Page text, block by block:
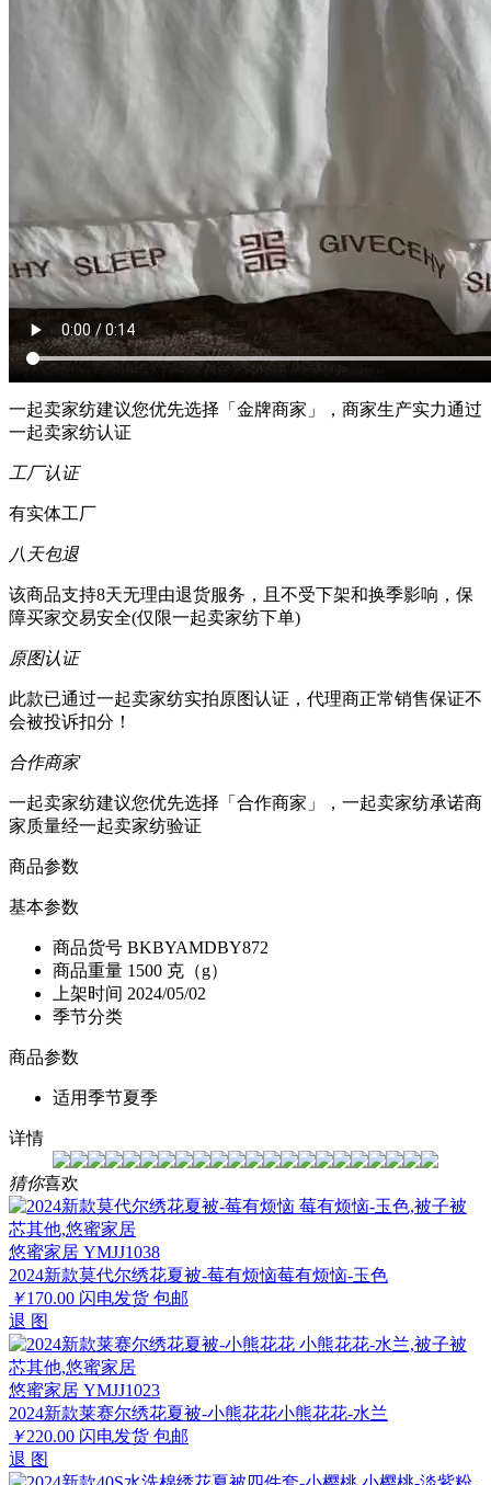
周边海门叠石桥星海大道2288号 （美罗家纺大门往西第
0-1000件
48小时发货率
-
平均发货时效
服务说明
金牌商家
一起卖家纺建议您优先选择「金牌商家」，商家生产实力通过
一起卖家纺认证
工厂认证
有实体工厂
八天包退
该商品支持8天无理由退货服务，且不受下架和换季影响，保
障买家交易安全(仅限一起卖家纺下单)
原图认证
此款已通过一起卖家纺实拍原图认证，代理商正常销售保证不
会被投诉扣分！
合作商家
一起卖家纺建议您优先选择「合作商家」，一起卖家纺承诺商
家质量经一起卖家纺验证
商品参数
基本参数
商品货号 BKBYAMDBY872
商品重量 1500 克（g）
上架时间 2024/05/02
季节分类
商品参数
适用季节夏季
详情
猜你喜欢
悠蜜家居 YMJJ1038
2024新款莫代尔绣花夏被-莓有烦恼莓有烦恼-玉色
￥170.00 闪电发货 包邮
退 图
悠蜜家居 YMJJ1023
2024新款莱赛尔绣花夏被-小熊花花小熊花花-水兰
￥220.00 闪电发货 包邮
退 图